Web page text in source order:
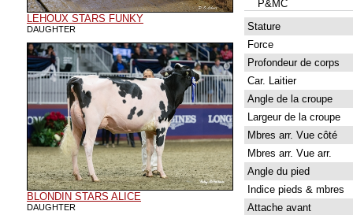
LEHOUX STARS FUNKY
DAUGHTER
BLONDIN STARS ALICE
DAUGHTER
P&MC
Stature
Force
Profondeur de corps
Car. Laitier
Angle de la croupe
Largeur de la croupe
Mbres arr. Vue côté
Mbres arr. Vue arr.
Angle du pied
Indice pieds & mbres
Attache avant